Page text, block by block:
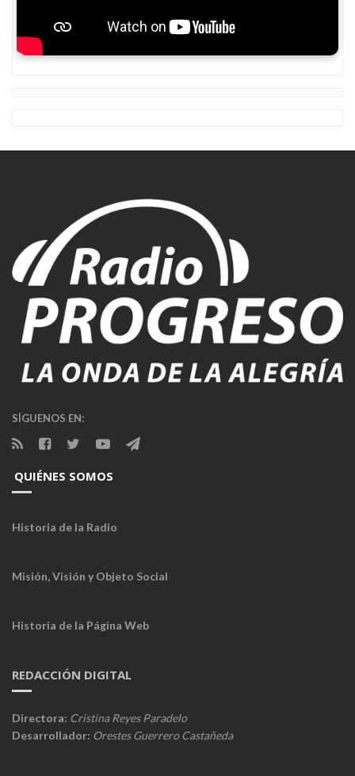
SÍGUENOS EN:
QUIÉNES SOMOS
Historia de la Radio
Misión, Visión y Objeto Social
Historia de la Página Web
REDACCIÓN DIGITAL
Directora: Cristina Reyes Paradelo
Desarrollador: Orestes Guerrero Castañeda